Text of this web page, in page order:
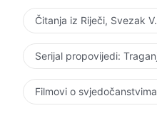
otajstva duhovnog
može biti daleko.
Plamenovi rata se
Ah! Svemogući Bože,
Čitanja iz Riječi, Svezak
Serijal propovijedi:
Filmovi o